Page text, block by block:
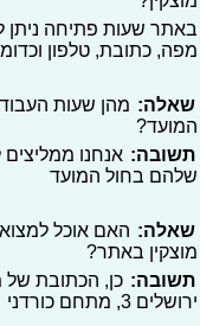
באתר שעות פתיחה ניתן
מפה, כתובת, טלפון
שאלה: מהן שעות
המועד?
תשובה: אנחנו
שלהם בחול המועד
שאלה: האם אוכל
מוצקין באתר?
תשובה: כן, הכתובת של
ירושלים 3, מתחם כורדני